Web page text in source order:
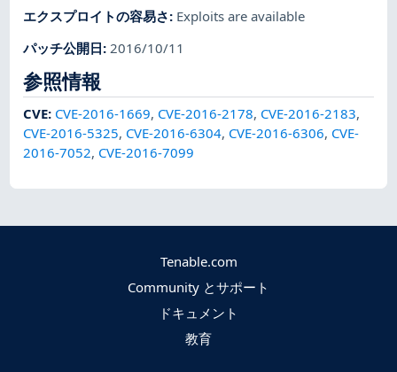
エクスプロイトの容易さ: Exploits are available
パッチ公開日:2016/10/11
参照情報
CVE: CVE-2016-1669, CVE-2016-2178, CVE-2016-2183,
CVE-2016-5325, CVE-2016-6304, CVE-2016-6306, CVE-
2016-7052, CVE-2016-7099
Tenable.com
Community とサポート
ドキュメント
教育